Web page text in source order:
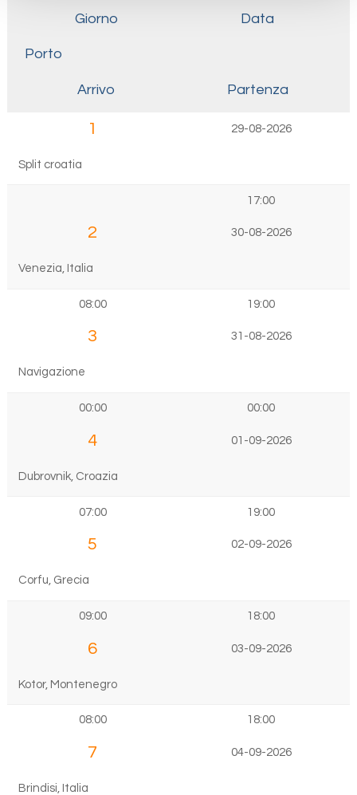
Giorno Data
Porto
Arrivo Partenza
1 29-08-2026
Split croatia
17:00
2 30-08-2026
Venezia, Italia
08:00 19:00
3 31-08-2026
Navigazione
00:00 00:00
4 01-09-2026
Dubrovnik, Croazia
07:00 19:00
5 02-09-2026
Corfu, Grecia
09:00 18:00
6 03-09-2026
Kotor, Montenegro
08:00 18:00
7 04-09-2026
Brindisi, Italia